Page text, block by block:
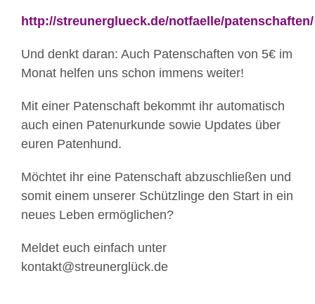
http://streunerglueck.de/notfaelle/patenschaften/
Und denkt daran: Auch Patenschaften von 5€ im
Monat helfen uns schon immens weiter!
Mit einer Patenschaft bekommt ihr automatisch
auch einen Patenurkunde sowie Updates über
euren Patenhund.
Möchtet ihr eine Patenschaft abzuschließen und
somit einem unserer Schützlinge den Start in ein
neues Leben ermöglichen?
Meldet euch einfach unter
kontakt@streunerglück.de